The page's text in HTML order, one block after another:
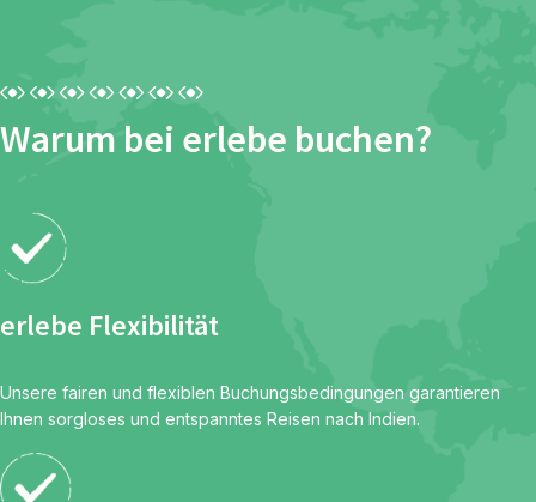
Warum bei erlebe buchen?
erlebe Flexibilität
Unsere fairen und flexiblen Buchungsbedingungen garantieren
Ihnen sorgloses und entspanntes Reisen nach Indien.